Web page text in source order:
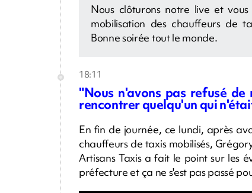
Nous clôturons notre live et
mobilisation des chauffeurs de
Bonne soirée tout le monde.
18:11
"Nous n'avons pas refusé
rencontrer quelqu'un qui
En fin de journée, ce lundi, après
chauffeurs de taxis mobilisés,
Artisans Taxis a fait le point sur les
préfecture et ça ne s'est pas passé